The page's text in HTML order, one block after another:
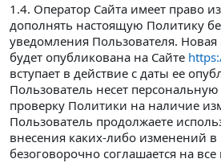
1.4. Оператор Сайта имеет право
дополнять настоящую Политику
уведомления Пользователя.
будет опубликована на Сайте
вступает в действие с даты ее
Пользователь несет персональную
проверку Политики на наличие
Пользователь продолжаете
внесения каких-либо изменений в
безоговорочно соглашается на